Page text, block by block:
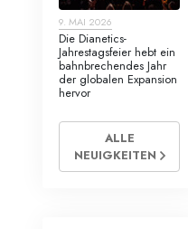
9. MAI 2026
Die Dianetics-
Jahrestagsfeier hebt ein
bahnbrechendes Jahr
der globalen Expansion
hervor
ALLE
NEUIGKEITEN